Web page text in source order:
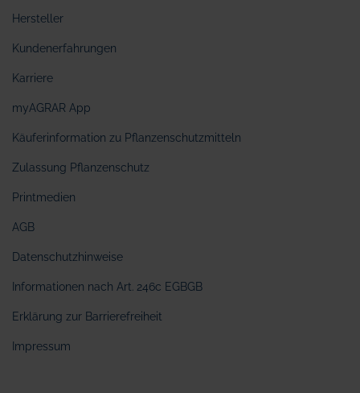
Hersteller
Kundenerfahrungen
Karriere
myAGRAR App
Käuferinformation zu Pflanzenschutzmitteln
Zulassung Pflanzenschutz
Printmedien
AGB
Datenschutzhinweise
Informationen nach Art. 246c EGBGB
Erklärung zur Barrierefreiheit
Impressum